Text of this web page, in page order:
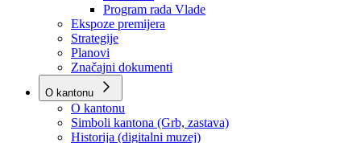
Vlada
Poslovnik
Program rada Vlade
Ekspoze premijera
Strategije
Planovi
Značajni dokumenti
O kantonu